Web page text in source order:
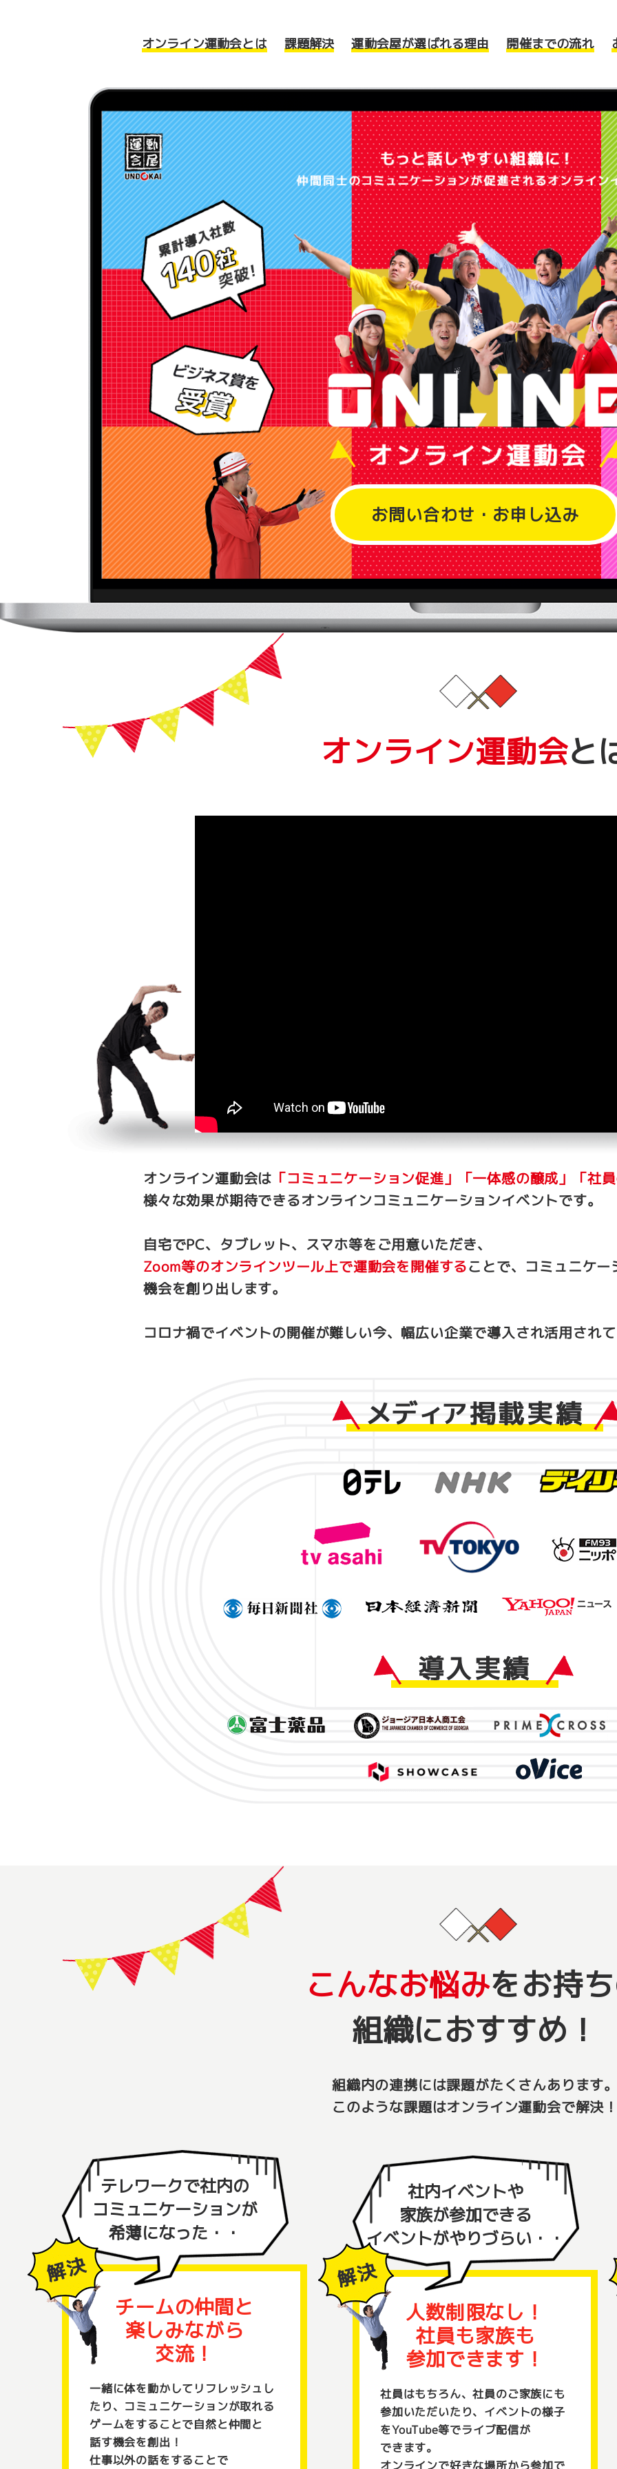
オンライン運動会とは 課題解決 運動会屋が選ばれる理由 開催までの流れ
お問い合わせ・お申し込み
オンライン運動会と
オンライン運動会は 「コミュニケーション促進」「一体感の醸成」「社
様々な効果が期待できるオンラインコミュニケーションイベントです。
自宅でPC、タブレット、スマホ等をご用意いただき、
Zoom等のオンラインツール上で運動会を開催することで、コミュニケ
機会を創り出します。
コロナ禍でイベントの開催が難しい今、幅広い企業で導入され活用され
こんなお悩みをお持
組織におすすめ！
組織内の連携には課題がたくさんあります
このような課題はオンライン運動会で解決
テレワークで社内の
コミュニケーションが
希薄になった・・
チームの仲間と
楽しみながら
交流！
一緒に体を動かしてリフレッシュし
たり、コミュニケーションが取れる
ゲームをすることで自然と仲間と
話す機会を創出！
仕事以外の話をすることで
社内イベントや
家族が参加できる
イベントがやりづらい・・
人数制限なし！
社員も家族も
参加できます！
社員はもちろん、社員のご家族にも
参加いただいたり、イベントの様子
をYouTube等でライブ配信が
できます。
オンラインで好きな場所から参加で